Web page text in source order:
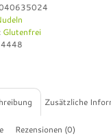
Glutenfrei
4448
Zusätzliche
Rezensionen (0)